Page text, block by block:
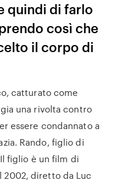
quindi di farlo
così che
il corpo di
catturato come
una rivolta contro
essere condannato a
Rando, figlio di
figlio è un film di
diretto da Luc